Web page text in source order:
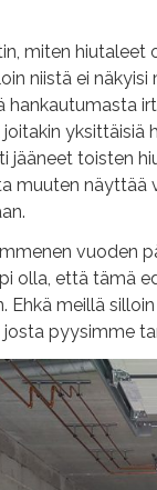
miten hiutaleet
niistä ei
hankautumasta
joitakin yksittäisiä
jääneet toisten
muuten näyttää
vuoden
olla, että tämä
Ehkä meillä
pyysimme